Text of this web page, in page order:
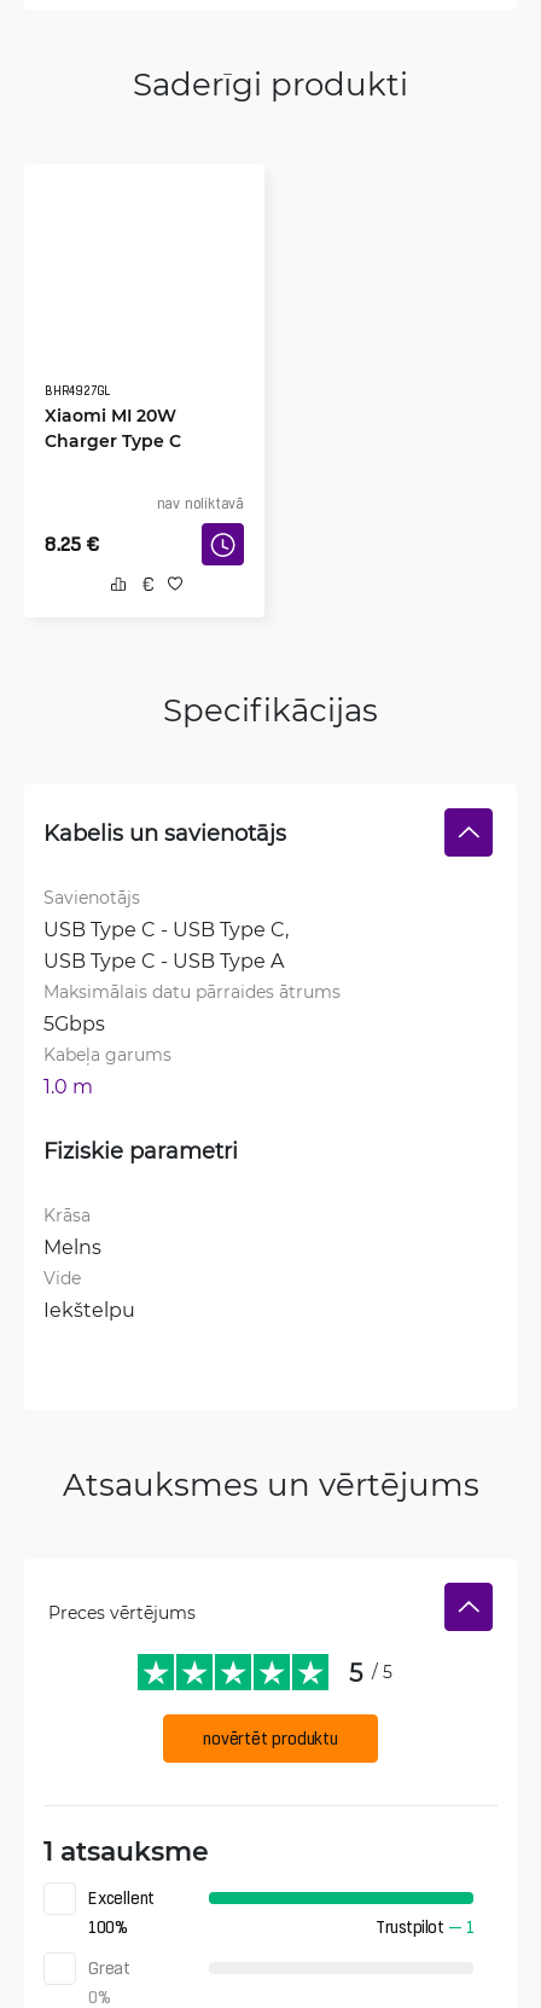
Saderīgi produkti
BHR4927GL
Xiaomi MI 20W
Charger Type C
nav noliktavā
8.25 €
Specifikācijas
Kabelis un savienotājs
Savienotājs
USB Type C - USB Type C,
USB Type C - USB Type A
Maksimālais datu pārraides ātrums
5Gbps
Kabeļa garums
1.0 m
Fiziskie parametri
Krāsa
Melns
Vide
Iekštelpu
Atsauksmes un vērtējums
Preces vērtējums
5 / 5
novērtēt produktu
1 atsauksme
Excellent
100% Trustpilot — 1
Great
0%